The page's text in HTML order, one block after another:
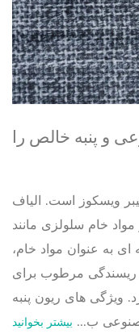
و پنبه خالص را
ویسکوز است. الیاف
خام سلولزی مانند
ای به عنوان مواد خام،
مرطوب برای
ویژگی های ریون پنبه
ب... بیشتر بخوانید